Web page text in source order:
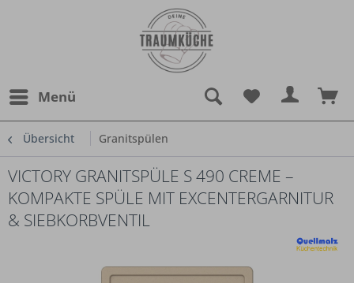
Menü
Übersicht Granitspülen
VICTORY GRANITSPÜLE S 490 CREME –
KOMPAKTE SPÜLE MIT EXCENTERGARNITUR
& SIEBKORBVENTIL